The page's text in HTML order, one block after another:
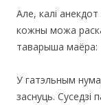
Але, калі
кожны можа
таварыша маёра:
У гатэльным
заснуць. Суседзі